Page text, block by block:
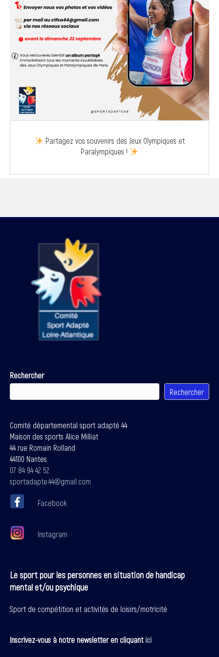
Partagez vos souvenirs des Jeux Olympiques et
Paralympiques !
Rechercher
Rechercher
Comité départemental sport adapté 44
Maison des sports Alice Milliat
44 rue Romain Rolland
44100 Nantes
07 84 94 42 52
sportadapte.44@gmail.com
Facebook
Instagram
Le sport pour les personnes en situation de handicap
mental et/ou psychique
Sport de compétition et activités de loisirs/motricité
Inscrivez-vous à notre newsletter en cliquant ici